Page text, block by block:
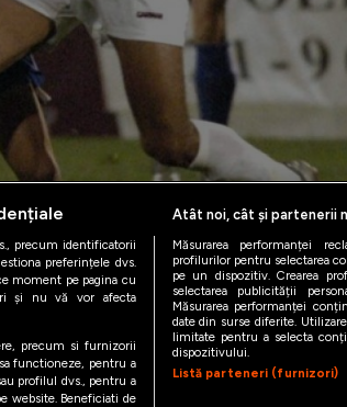
precum identificatorii
preferințele dvs.
moment pe pagina cu
și nu vă vor afecta
precum si furnizorii
functioneze, pentru a
profilul dvs., pentru a
website. Beneficiati de
Atât noi, cât și partenerii
Măsurarea performanței
profilurilor pentru selectarea
pe un dispozitiv. Crearea
selectarea publicității
Măsurarea performanței
date din surse diferite.
limitate pentru a selecta
dispozitivului.
Listă parteneri (furnizori)